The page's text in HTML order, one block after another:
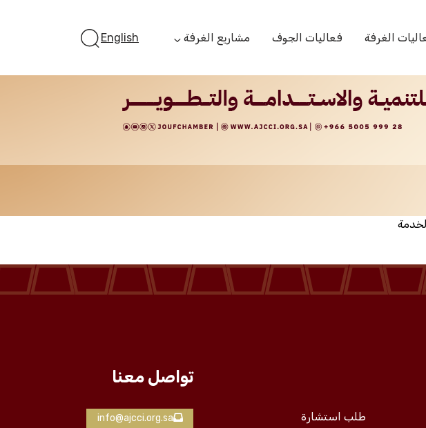
والدراسات
الاحتجاج
الغرفة فعاليات الجوف مشاريع الغرفة
أستثمر بالجوف
الجوف ستارت أب
English
طلب استشارة
تواصل معنا
info@ajcci.org.sa